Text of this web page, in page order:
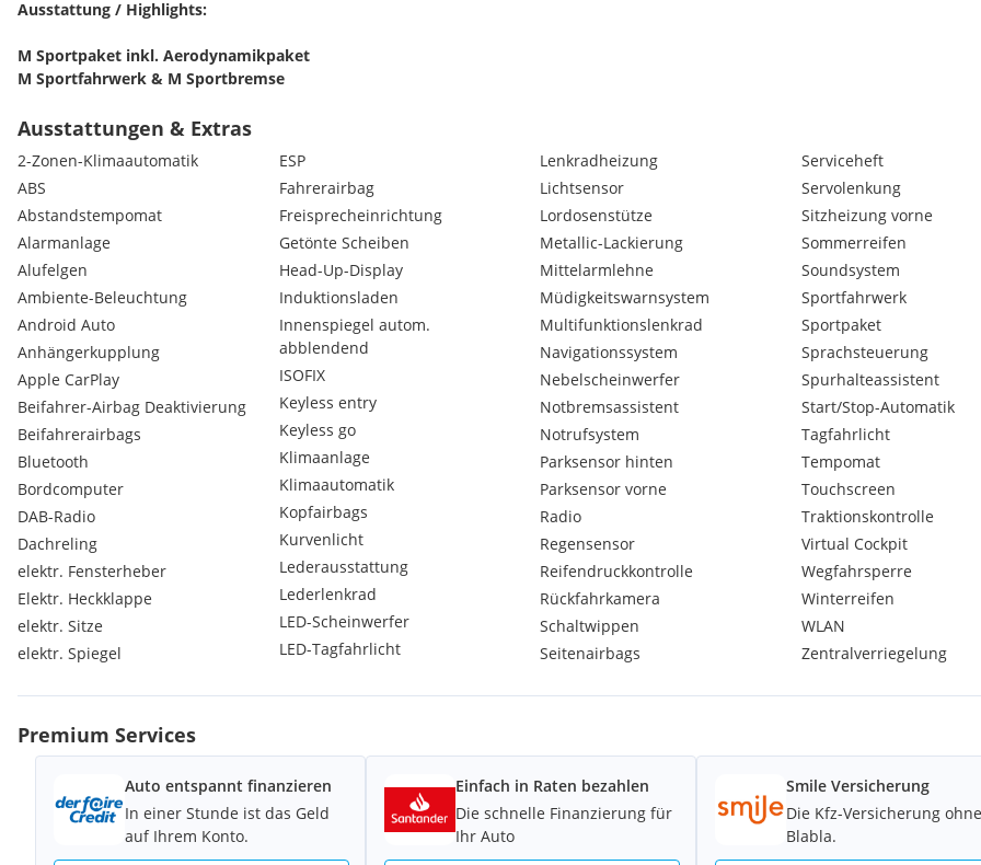
Ausstattung / Highlights:
M Sportpaket inkl. Aerodynamikpaket
M Sportfahrwerk & M Sportbremse
BMW Display Key
Harman/Kardon Surround Sound System
LED-Scheinwerfer
Navi Professional
Volllederausstattung (Cognac / Kontrast-Keder)
Anthrazit Dachhimmel
Anhängekupplung (AHK)
Sonnenschutzrollos hinten
Kredit- und Finanzierungsmöglichkeiten vorhanden. Abwicklung nur vor Ort.
Besichtigung und Probefahrtbei CarCenterB17in Baden (NÖ) von
Montag bis Freitag,
08:00–17:00 Uhr, nach Terminvereinbarung möglich.
Sonderausstattungen:
Rückfahrkamera
Ambientes Licht
BMW Display Key
M Lederlenkrad
M Sportbremse
M Sportfahrwerk
Standheizung mit Fernbedienung
M Hochglanz Shadow Line
M Hochglanz Shadow Line mit erweiterten Umfängen
M Dachreling Hochglanz Shadow Line
3. Bremsleuchte in LED-Technik
Dieselpartikelfilter
Abdeckrollokassette
Ausstattungen & Extras
2-Zonen-Klimaautomatik
ABS
Abstandstempomat
Alarmanlage
Alufelgen
Ambiente-Beleuchtung
Android Auto
Anhängerkupplung
Apple CarPlay
Beifahrer-Airbag Deaktivierung
Beifahrerairbags
Bluetooth
Bordcomputer
DAB-Radio
Dachreling
elektr. Fensterheber
Elektr. Heckklappe
elektr. Sitze
elektr. Spiegel
ESP
Fahrerairbag
Freisprecheinrichtung
Getönte Scheiben
Head-Up-Display
Induktionsladen
Innenspiegel autom.
abblendend
ISOFIX
Keyless entry
Keyless go
Klimaanlage
Klimaautomatik
Kopfairbags
Kurvenlicht
Lederausstattung
Lederlenkrad
LED-Scheinwerfer
LED-Tagfahrlicht
Lenkradheizung
Lichtsensor
Lordosenstütze
Metallic-Lackierung
Mittelarmlehne
Müdigkeitswarnsystem
Multifunktionslenkrad
Navigationssystem
Nebelscheinwerfer
Notbremsassistent
Notrufsystem
Parksensor hinten
Parksensor vorne
Radio
Regensensor
Reifendruckkontrolle
Rückfahrkamera
Schaltwippen
Seitenairbags
Serviceheft
Servolenkung
Sitzheizung vorne
Sommerreifen
Soundsystem
Sportfahrwerk
Sportpaket
Sprachsteuerung
Spurhalteassistent
Start/Stop-Automatik
Tagfahrlicht
Tempomat
Touchscreen
Traktionskontrolle
Virtual Cockpit
Wegfahrsperre
Winterreifen
WLAN
Zentralverriegelung
Premium Services
Auto entspannt finanzieren
In einer Stunde ist das Geld
auf Ihrem Konto.
Einfach in Raten bezahlen
Die schnelle Finanzierung für
Ihr Auto
Smile Versicherung
Die Kfz-Versicherung ohne
Blabla.